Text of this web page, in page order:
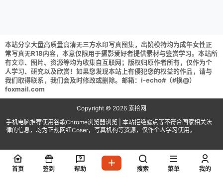
本站分享大量高质量高清无三方水印写真图集，出镜模特均为成年女性正
常写真无R18内容，本意仅限用于摄影爱好者提供素材与鉴赏学习。本站所
有文章、图片、资源等均为收集自互联网；版权归原作者所有，仅作为个
人学习、研究以及欣赏！如果您发现本站上有侵犯您的权益的作品，请与
我们取得联系，我们会及时修改或删除。邮箱：i-echo#（#换@）
foxmail.com
Copyright © 2026 素拾网
手机电脑推荐使用谷歌Chrome浏览器浏览 | 本站拒绝露点等不符合国家相关法
律的信息，均为正规网红Coser，写真机构等资源，仅作个人学习使用。
首页 签到 帮助 搜索 菜单 我的